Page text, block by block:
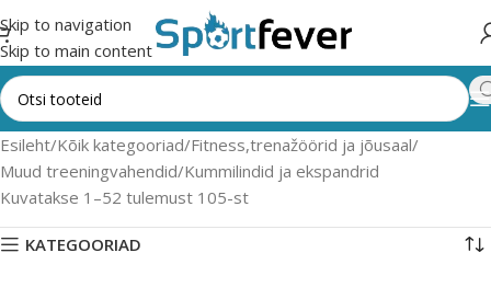
Skip to navigation
Skip to main content
Esileht Kõik kategooriad Fitness,trenažöörid ja jõusaal
Muud treeningvahendid Kummilindid ja ekspandrid
Kuvatakse 1–52 tulemust 105-st
KATEGOORIAD